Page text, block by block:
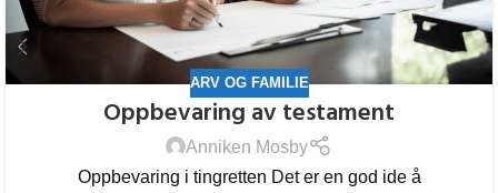
ARV OG FAMILIE
Oppbevaring av testament
Anniken Mosby
Oppbevaring i tingretten Det er en god ide å